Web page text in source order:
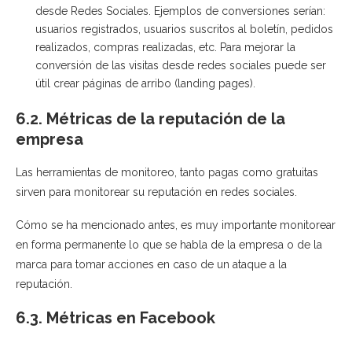
desde Redes Sociales. Ejemplos de conversiones serían:
usuarios registrados, usuarios suscritos al boletín, pedidos
realizados, compras realizadas, etc. Para mejorar la
conversión de las visitas desde redes sociales puede ser
útil crear páginas de arribo (landing pages).
6.2. Métricas de la reputación de la
empresa
Las herramientas de monitoreo, tanto pagas como gratuitas
sirven para monitorear su reputación en redes sociales.
Cómo se ha mencionado antes, es muy importante monitorear
en forma permanente lo que se habla de la empresa o de la
marca para tomar acciones en caso de un ataque a la
reputación.
6.3. Métricas en Facebook